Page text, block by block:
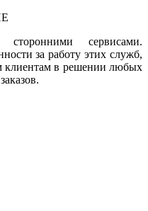
сервисами.
за работу этих служб,
клиентам в решении любых